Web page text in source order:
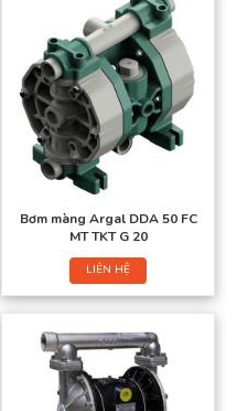
Bơm màng Argal DDA 50 FC
MT TKT G 20
LIÊN HỆ